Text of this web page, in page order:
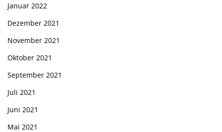
Januar 2022
Dezember 2021
November 2021
Oktober 2021
September 2021
Juli 2021
Juni 2021
Mai 2021